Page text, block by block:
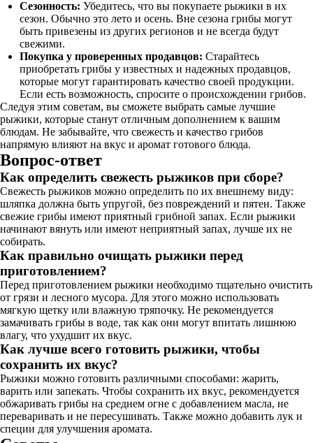
Сезонность: Убедитесь, что вы покупаете рыжики в их
сезон. Обычно это лето и осень. Вне сезона грибы могут
быть привезены из других регионов и не всегда будут
свежими.
Покупка у проверенных продавцов: Старайтесь
приобретать грибы у известных и надежных продавцов,
которые могут гарантировать качество своей продукции.
Если есть возможность, спросите о происхождении грибов.
Следуя этим советам, вы сможете выбрать самые лучшие
рыжики, которые станут отличным дополнением к вашим
блюдам. Не забывайте, что свежесть и качество грибов
напрямую влияют на вкус и аромат готового блюда.
Вопрос-ответ
Как определить свежесть рыжиков при сборе?
Свежесть рыжиков можно определить по их внешнему виду:
шляпка должна быть упругой, без повреждений и пятен. Также
свежие грибы имеют приятный грибной запах. Если рыжики
начинают вянуть или имеют неприятный запах, лучше их не
собирать.
Как правильно очищать рыжики перед
приготовлением?
Перед приготовлением рыжики необходимо тщательно очистить
от грязи и лесного мусора. Для этого можно использовать
мягкую щетку или влажную тряпочку. Не рекомендуется
замачивать грибы в воде, так как они могут впитать лишнюю
влагу, что ухудшит их вкус.
Как лучше всего готовить рыжики, чтобы
сохранить их вкус?
Рыжики можно готовить различными способами: жарить,
варить или запекать. Чтобы сохранить их вкус, рекомендуется
обжаривать грибы на среднем огне с добавлением масла, не
переваривать и не пересушивать. Также можно добавить лук и
специи для улучшения аромата.